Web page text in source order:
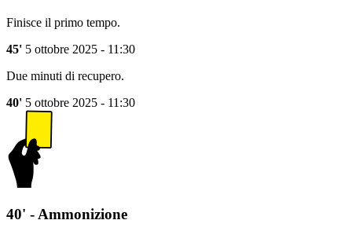
Finisce il primo tempo.
45' 5 ottobre 2025 - 11:30
Due minuti di recupero.
40' 5 ottobre 2025 - 11:30
40' - Ammonizione